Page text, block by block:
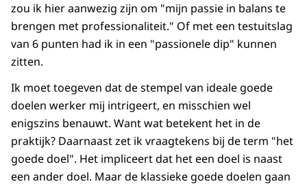
zou ik hier aanwezig zijn om "mijn passie in balans te
brengen met professionaliteit." Of met een testuitslag
van 6 punten had ik in een "passionele dip" kunnen
zitten.
Ik moet toegeven dat de stempel van ideale goede
doelen werker mij intrigeert, en misschien wel
enigszins benauwt. Want wat betekent het in de
praktijk? Daarnaast zet ik vraagtekens bij de term "het
goede doel". Het impliceert dat het een doel is naast
een ander doel. Maar de klassieke goede doelen gaan